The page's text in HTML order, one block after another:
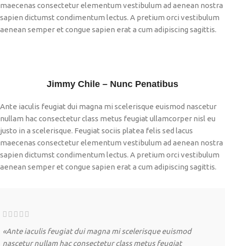
maecenas consectetur elementum vestibulum ad aenean nostra
sapien dictumst condimentum lectus. A pretium orci vestibulum
aenean semper et congue sapien erat a cum adipiscing sagittis.
Jimmy Chile – Nunc Penatibus
Ante iaculis feugiat dui magna mi scelerisque euismod nascetur
nullam hac consectetur class metus feugiat ullamcorper nisl eu
justo in a scelerisque. Feugiat sociis platea felis sed lacus
maecenas consectetur elementum vestibulum ad aenean nostra
sapien dictumst condimentum lectus. A pretium orci vestibulum
aenean semper et congue sapien erat a cum adipiscing sagittis.
«Ante iaculis feugiat dui magna mi scelerisque euismod
nascetur nullam hac consectetur class metus feugiat